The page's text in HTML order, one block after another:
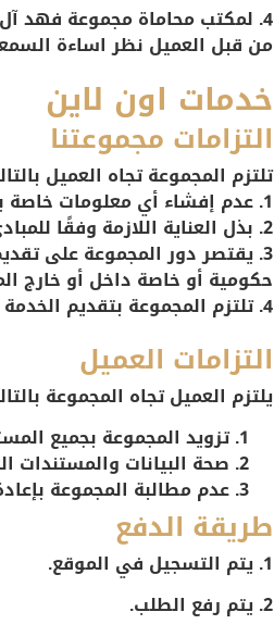
4. لمكتب محاماة مجموعة فهد
من قبل العميل نظر اساءة
خدمات اون لاين
التزامات مجموعتنا
تلتزم المجموعة تجاه العميل
1. عدم إفشاء أي معلومات خاصة بالعميل بشكل مباشر أو غير مباشر.
2. بذل العناية اللازمة وفقًا للمبادئ والأعراف المهنية في تقديم الاستشارات الشرعية والقانونية.
3. يقتصر دور المجموعة على
حكومية أو خاصة داخل أو خارج
4. تلتزم المجموعة بتقديم الخدمة للعميل بمدة أقصاها7 أيام تبدأ باستكمال المتطلبات.
التزامات العميل
يلتزم العميل تجاه المجموعة
تزويد المجموعة بجميع
صحة البيانات
عدم مطالبة المجموعة
طريقة الدفع
1. يتم التسجيل في الموقع.
2. يتم رفع الطلب.